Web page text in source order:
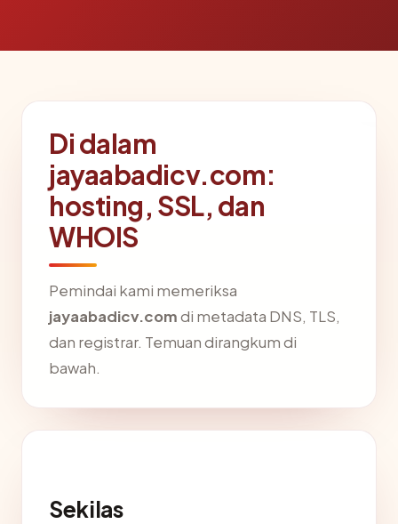
Di dalam
jayaabadicv.com:
hosting, SSL, dan
WHOIS
Pemindai kami memeriksa
jayaabadicv.comdi metadata DNS, TLS,
dan registrar. Temuan dirangkum di
bawah.
Sekilas